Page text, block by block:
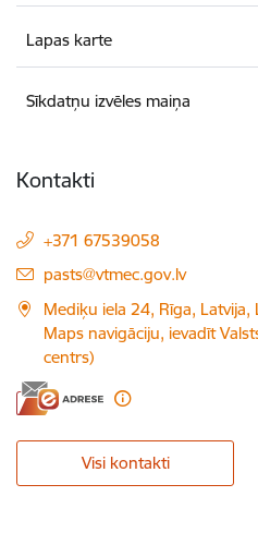
Lapas karte
Sīkdatņu izvēles maiņa
Kontakti
+371 67539058
E-pasts:
pasts@vtmec.gov.lv
Mediķu iela 24, Rīga,
Maps navigāciju, ievadīt
centrs)
Visi kontakti